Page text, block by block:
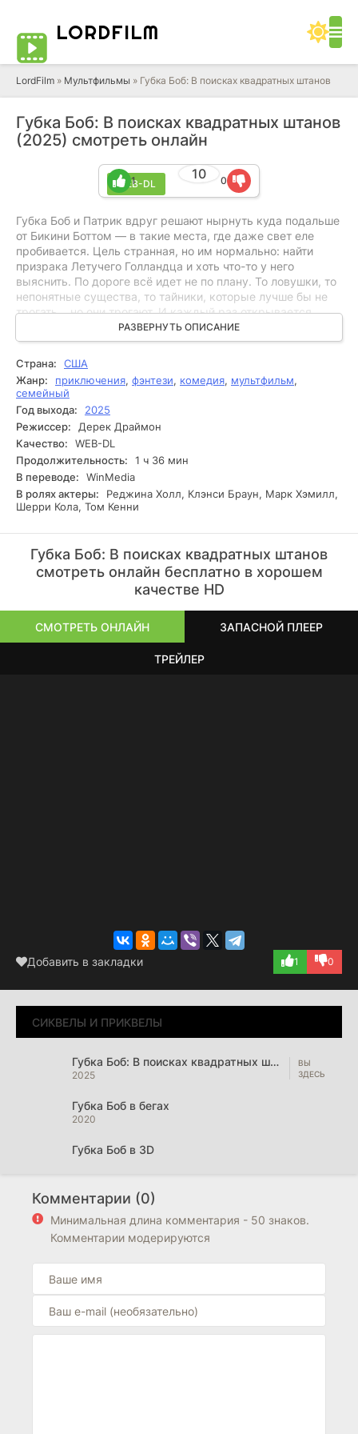
LORDFILM
LordFilm » Мультфильмы » Губка Боб: В поисках квадратных штанов
Губка Боб: В поисках квадратных штанов
(2025) смотреть онлайн
WEB-DL
10
1 0
Губка Боб и Патрик вдруг решают нырнуть куда подальше
от Бикини Боттом — в такие места, где даже свет еле
пробивается. Цель странная, но им нормально: найти
призрака Летучего Голландца и хоть что-то у него
выяснить. По дороге всё идет не по плану. То ловушки, то
непонятные существа, то тайники, которые лучше бы не
трогать… но они трогают. И каждый раз открывается
какой‑то новый кусок подводного мира, о котором никто
не рассказывал. А наверху по их следам уже мчатся
мистер Крабс со Сквидвардом: нервничают, спорят и
пытаются успеть вытащить этих двоих из беды.
РАЗВЕРНУТЬ ОПИСАНИЕ
Страна:
США
Жанр:
приключения, фэнтези, комедия, мультфильм,
семейный
Год выхода:
2025
Режиссер:
Дерек Драймон
Качество:
WEB-DL
Продолжительность:
1 ч 36 мин
В переводе:
WinMedia
В ролях актеры:
Реджина Холл, Клэнси Браун, Марк Хэмилл,
Шерри Кола, Том Кенни
Губка Боб: В поисках квадратных штанов
смотреть онлайн бесплатно в хорошем
качестве HD
СМОТРЕТЬ ОНЛАЙН ЗАПАСНОЙ ПЛЕЕР
ТРЕЙЛЕР
Добавить в закладки 1 0
СИКВЕЛЫ И ПРИКВЕЛЫ
Губка Боб: В поисках квадратных штанов
2025
Губка Боб в бегах
2020
Губка Боб в 3D
Губка Боб – квадратные штаны
2004
Губка Боб квадратные штаны
Комментарии (0)
Минимальная длина комментария - 50 знаков.
Комментарии модерируются